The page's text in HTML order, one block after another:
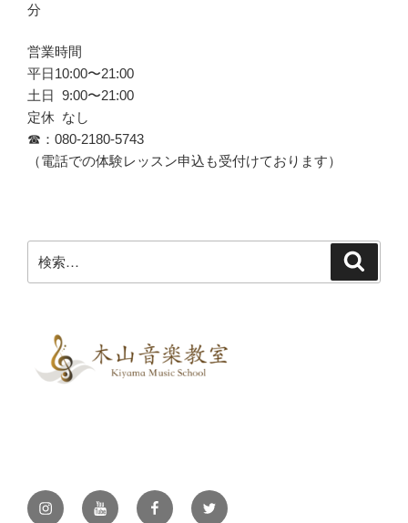
分
営業時間
平日10:00〜21:00
土日 9:00〜21:00
定休 なし
☎︎：080-2180-5743
（電話での体験レッスン申込も受付けております）
索:
InstagramYouTube FacebookTwitter